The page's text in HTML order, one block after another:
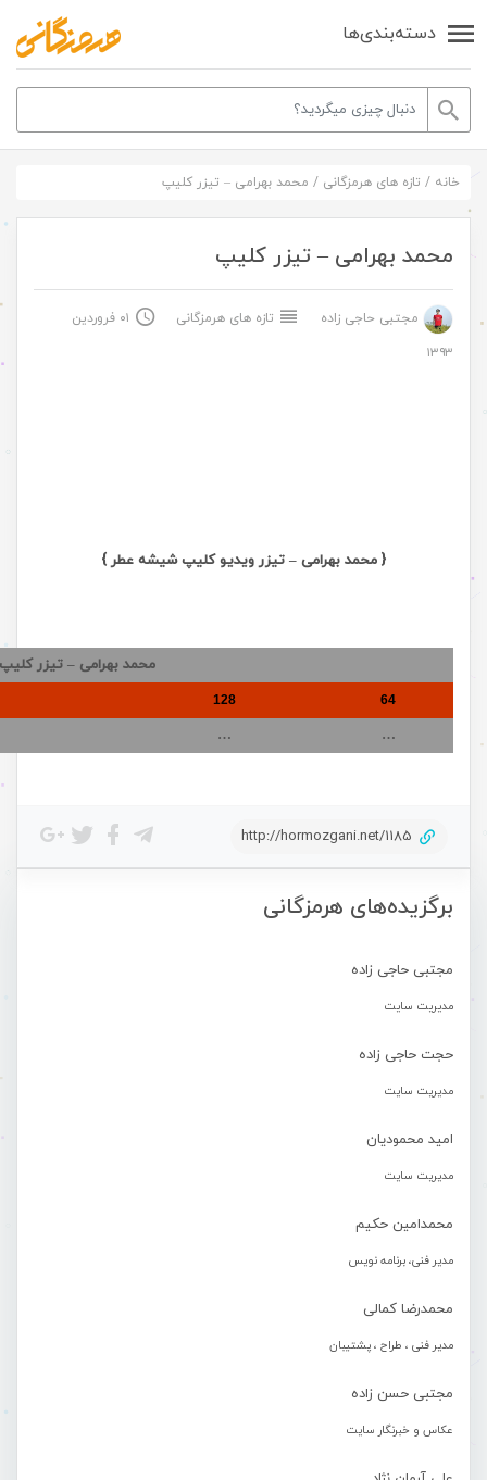
دسته‌بندی‌ها
برگزیده‌های هرمزگانی
مجتبی حاجی زاده
مدیریت سایت
حجت حاجی زاده
مدیریت سایت
امید محمودیان
مدیریت سایت
محمدامین حکیم
مدیر فنی، برنامه نویس
محمدرضا کمالی
مدیر فنی ، طراح ، پشتیبان
مجتبی حسن زاده
عکاس و خبرنگار سایت
خانه / تازه های هرمزگانی / محمد بهرامی – تیزر کلیپ
محمد بهرامی – تیزر کلیپ
مجتبی حاجی زاده تازه های هرمزگانی
۰۱ فروردین
۱۳۹۳
{ محمد بهرامی – تیزر ویدیو کلیپ شیشه عطر }
محمد بهرامی – تیزر
64
128
…
…
http://hormozgani.net/1185